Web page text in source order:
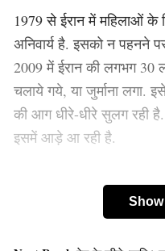
1979 से ईरान में महिलाओं के
अनिवार्य है. इसको न पहनने
2009 में ईरान की लगभग 30
चलाये गये, या जुर्माना लगा.
की आग धीरे-धीरे सुलग रही है.
इसमें आड़े आ रही है.